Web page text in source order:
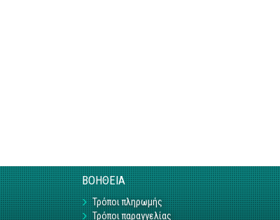
ΒΟΗΘΕΙΑ
Τρόποι πληρωμής
Τρόποι παραγγελίας